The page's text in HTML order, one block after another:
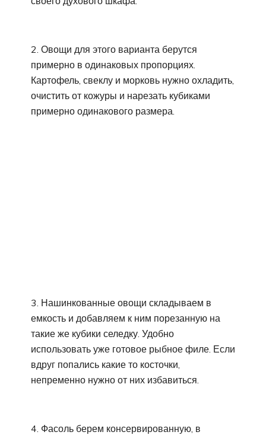
2. Овощи для этого варианта берутся
примерно в одинаковых пропорциях.
Картофель, свеклу и морковь нужно охладить,
очистить от кожуры и нарезать кубиками
примерно одинакового размера.
3. Нашинкованные овощи складываем в
емкость и добавляем к ним порезанную на
такие же кубики селедку. Удобно
использовать уже готовое рыбное филе. Если
вдруг попались какие то косточки,
непременно нужно от них избавиться.
4. Фасоль берем консервированную, в